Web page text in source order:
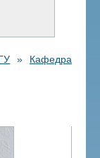
» Кафедра